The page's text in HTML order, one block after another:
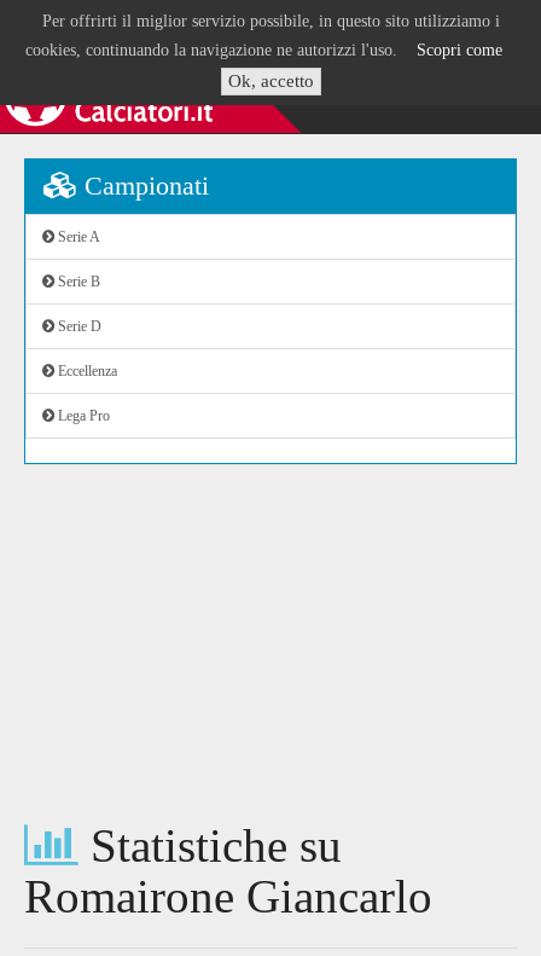
Per offrirti il miglior servizio possibile, in questo sito utilizziamo i
cookies, continuando la navigazione ne autorizzi l'uso. Scopri come
Ok, accetto
Campionati
Serie A
Serie B
Serie D
Eccellenza
Lega Pro
Statistiche su
Romairone Giancarlo